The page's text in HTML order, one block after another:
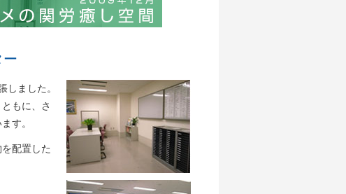
ー
しました。
もに、さ
す。
配置した